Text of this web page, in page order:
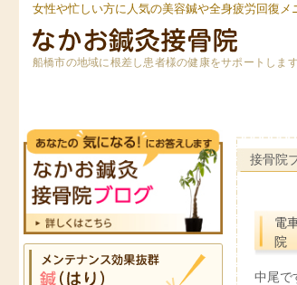
女性や忙しい方に人気の美容鍼や全身疲労回復メ
船橋市の地域に根差し患者様の健康をサポートします
接骨院
電
院
中尾で